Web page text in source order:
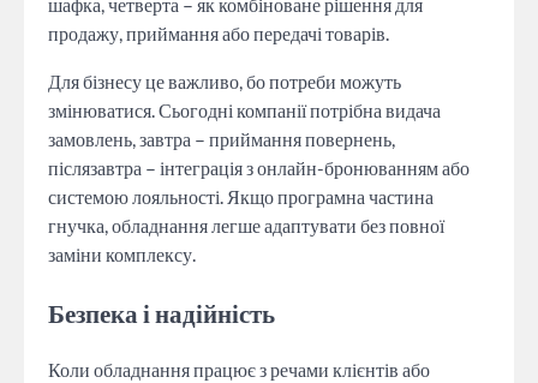
продажу, приймання або передачі товарів.
Для бізнесу це важливо, бо потреби можуть
змінюватися. Сьогодні компанії потрібна видача
замовлень, завтра – приймання повернень,
післязавтра – інтеграція з онлайн-бронюванням або
системою лояльності. Якщо програмна частина
гнучка, обладнання легше адаптувати без повної
заміни комплексу.
Безпека і надійність
Коли обладнання працює з речами клієнтів або